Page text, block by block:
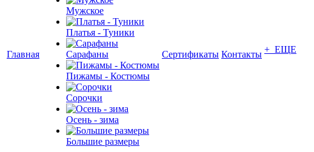
Главная
Мужское
Платья - Туники
Сарафаны
Пижамы - Костюмы
Сорочки
Oсень - зима
Большие размеры
Сертификаты Контакты + ЕЩЕ